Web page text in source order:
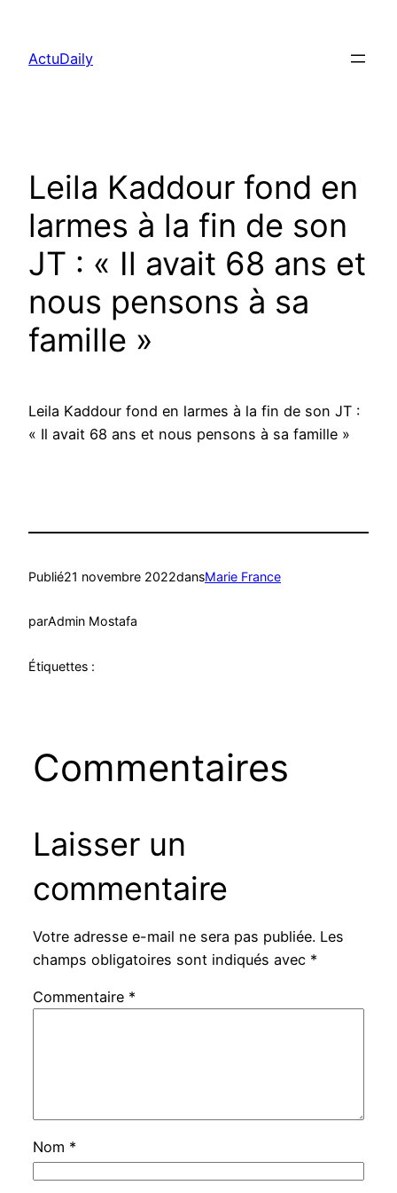
contenu
ActuDaily
Leila Kaddour fond en
larmes à la fin de son
JT : « Il avait 68 ans et
nous pensons à sa
famille »
Leila Kaddour fond en larmes à la fin de son JT :
« Il avait 68 ans et nous pensons à sa famille »
Publié21 novembre 2022dansMarie France
parAdmin Mostafa
Étiquettes :
Commentaires
Laisser un
commentaire
Votre adresse e-mail ne sera pas publiée. Les
champs obligatoires sont indiqués avec *
Commentaire *
Nom *